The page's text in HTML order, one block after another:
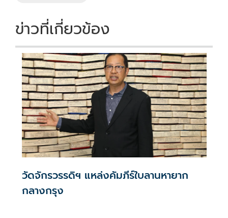
ข่าวที่เกี่ยวข้อง
วัดจักรวรรดิฯ แหล่งคัมภีร์ใบลานหายาก
กลางกรุง